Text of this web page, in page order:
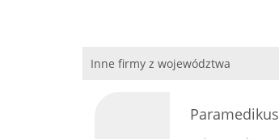
Inne firmy z województwa
Paramedikus